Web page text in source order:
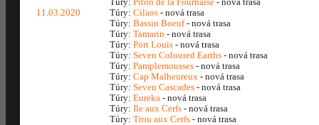
11.03.2020
Túry: Cilaos - nová trasa
Túry: Bassin Boeuf- nová trasa
Túry: Tamarin - nová trasa
Túry: Port Louis - nová trasa
Túry: Seven Coloured Earths - nová trasa
Túry: Pamplemousses - nová trasa
Túry: Cap Malheureux - nová trasa
Túry: Seven Cascades - nová trasa
Túry: Eureka - nová trasa
Túry: Ile aux Cerfs - nová trasa
Túry: Trou aux Cerfs - nová trasa